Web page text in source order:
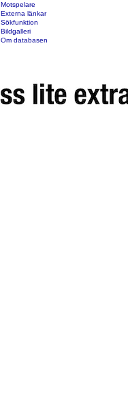
Motspelare
Externa länkar
Sökfunktion
Bildgalleri
Om databasen